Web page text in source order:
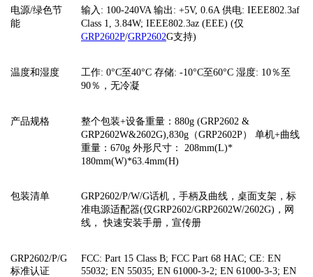
电源/绿色节
能
输入 : 100-240VA 输出: +5V, 0.6A 供电: IEEE802.3af
Class 1, 3.84W; IEEE802.3az (EEE) (仅
GRP2602P/GRP2602G支持)
温度和湿度 工作: 0°C至40°C 存储: -10°C至60°C 湿度: 10％至
90％，无冷凝
产品规格 整个包装+设备重量：880g (GRP2602 &
GRP2602W&2602G),830g（GRP2602P） 单机+曲线
重量：670g 外形尺寸： 208mm(L)*
180mm(W)*63.4mm(H)
包装清单
GRP2602/P/W/G话机，手柄及曲线，桌面支架，标
准电源适配器(仅GRP2602/GRP2602W/2602G)，网
线， 快速安装手册，宣传册
GRP2602/P/G
标准认证
FCC: Part 15 Class B; FCC Part 68 HAC; CE: EN
55032; EN 55035; EN 61000-3-2; EN 61000-3-3; EN